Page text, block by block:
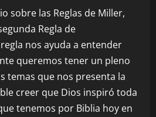
sobre las Reglas de Miller,
Regla de
nos ayuda a entender
queremos tener un pleno
temas que nos presenta la
creer que Dios inspiró toda
tenemos por Biblia hoy en